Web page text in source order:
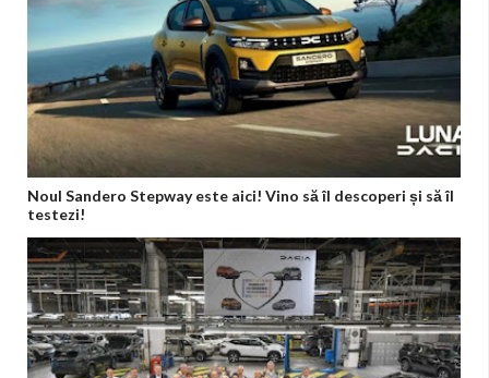
Noul Sandero Stepway este aici! Vino să îl descoperi și să îl
testezi!